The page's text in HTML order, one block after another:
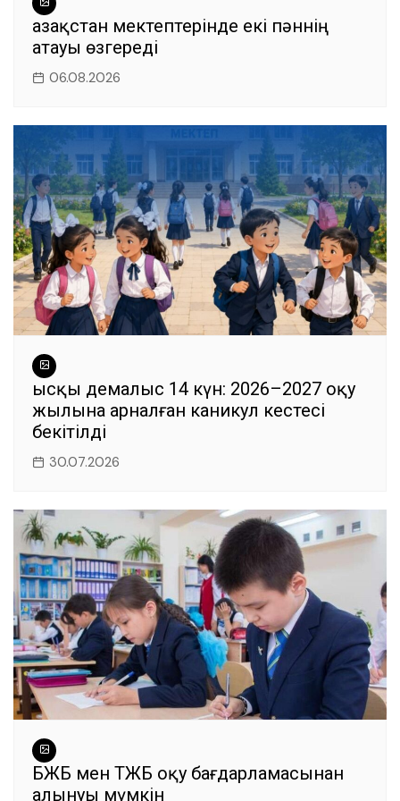
Қазақстан мектептерінде екі пәннің
атауы өзгереді
06.08.2026
Қысқы демалыс 14 күн: 2026–2027 оқу
жылына арналған каникул кестесі
бекітілді
30.07.2026
БЖБ мен ТЖБ оқу бағдарламасынан
алынуы мүмкін